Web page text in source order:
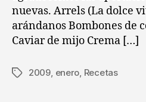
nuevas. Arrels (La dolce
arándanos Bombones de
Caviar de mijo Crema […]
Etiquetas
2009, enero, Recetas